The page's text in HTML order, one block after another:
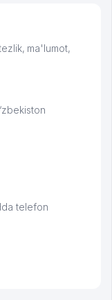
ma'lumot,
telefon